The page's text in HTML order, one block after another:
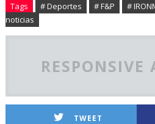
Tags # Deportes # F&P #
noticias
RESPONSIVE
TWEET